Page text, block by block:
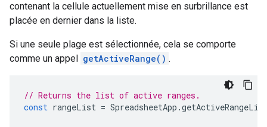
contenant la cellule actuellement mise en surbrillance est
placée en dernier dans la liste.
Si une seule plage est sélectionnée, cela se comporte
comme un appel getActiveRange() .
// Returns the list of active ranges.
const rangeList = SpreadsheetApp .